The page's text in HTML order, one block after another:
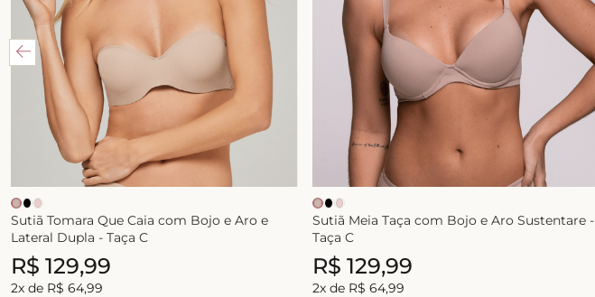
Sutiã Tomara Que Caia com Bojo e Aro e
Lateral Dupla - Taça C
R$ 129,99
2x de R$ 64,99
Sutiã Meia Taça com Bojo e Aro Sustentare -
Taça C
R$ 129,99
2x de R$ 64,99